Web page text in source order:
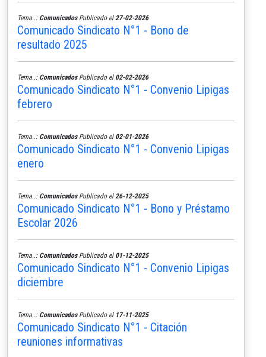
Tema..: ComunicadosPublicado el 27-02-2026
Comunicado Sindicato N°1 - Bono de
resultado 2025
Tema..: ComunicadosPublicado el 02-02-2026
Comunicado Sindicato N°1 - Convenio Lipigas
febrero
Tema..: ComunicadosPublicado el 02-01-2026
Comunicado Sindicato N°1 - Convenio Lipigas
enero
Tema..: ComunicadosPublicado el 26-12-2025
Comunicado Sindicato N°1 - Bono y Préstamo
Escolar 2026
Tema..: ComunicadosPublicado el 01-12-2025
Comunicado Sindicato N°1 - Convenio Lipigas
diciembre
Tema..: ComunicadosPublicado el 17-11-2025
Comunicado Sindicato N°1 - Citación
reuniones informativas